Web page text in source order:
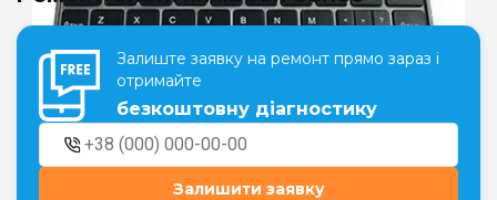
Театральна
м. Київ, вул. Хрещатик 44-A м. Київ, вул. Анни Ахматової, 30
Оболонь
м. Київ, ТЦ LAKE PLAZA, вул. Героїв
полку “Азов”, 12
Залиште заявку на ремонт прямо зараз і
отримайте
безкоштовну діагностику
Залишити заявку